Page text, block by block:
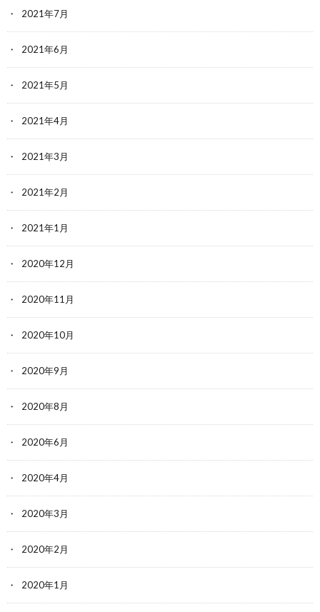
2021年7月
2021年6月
2021年5月
2021年4月
2021年3月
2021年2月
2021年1月
2020年12月
2020年11月
2020年10月
2020年9月
2020年8月
2020年6月
2020年4月
2020年3月
2020年2月
2020年1月